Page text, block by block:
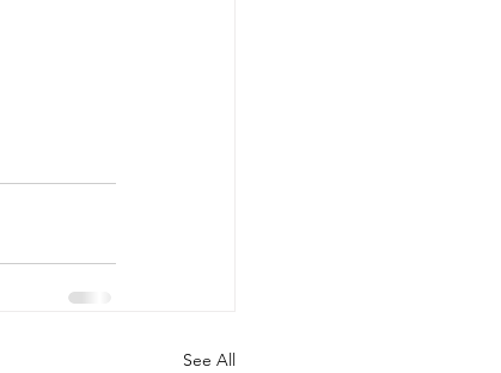
See All